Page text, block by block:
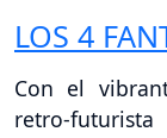
LOS 4
Con el
retro-